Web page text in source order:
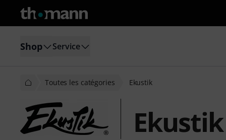
Shop Service
Toutes les catégories Ekustik
Ekustik